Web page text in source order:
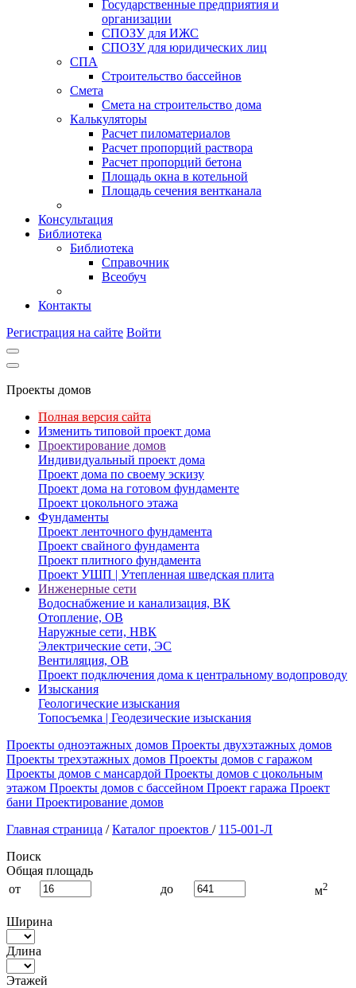
Государственные предприятия и
организации
СПОЗУ для ИЖС
СПОЗУ для юридических лиц
СПА
Строительство бассейнов
Смета
Смета на строительство дома
Калькуляторы
Расчет пиломатериалов
Расчет пропорций раствора
Расчет пропорций бетона
Площадь окна в котельной
Площадь сечения вентканала
Консультация
Библиотека
Библиотека
Справочник
Всеобуч
Контакты
Регистрация на сайте Войти
Проекты домов
Полная версия сайта
Изменить типовой проект дома
Проектирование домов
Индивидуальный проект дома
Проект дома по своему эскизу
Проект дома на готовом фундаменте
Проект цокольного этажа
Фундаменты
Проект ленточного фундамента
Проект свайного фундамента
Проект плитного фундамента
Проект УШП | Утепленная шведская плита
Инженерные сети
Водоснабжение и канализация, ВК
Отопление, ОВ
Наружные сети, НВК
Электрические сети, ЭС
Вентиляция, ОВ
Проект подключения дома к центральному водопроводу
Изыскания
Геологические изыскания
Топосъемка | Геодезические изыскания
Проекты одноэтажных домов Проекты двухэтажных домов
Проекты трехэтажных домов Проекты домов с гаражом
Проекты домов с мансардой Проекты домов с цокольным
этажом Проекты домов с бассейном Проект гаража Проект
бани Проектирование домов
Главная страница / Каталог проектов / 115-001-Л
Поиск
Общая площадь
от
до м2
Ширина
Длина
Этажей